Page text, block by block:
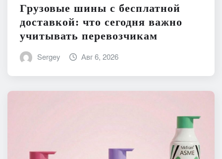
Грузовые шины с бесплатной
доставкой: что сегодня важно
учитывать перевозчикам
Sergey Авг 6, 2026